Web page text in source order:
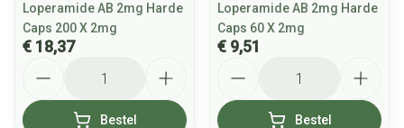
Loperamide AB 2mg Harde
Caps 200 X 2mg
€ 18,37
Bestel
Loperamide AB 2mg Harde
Caps 60 X 2mg
€ 9,51
Bestel